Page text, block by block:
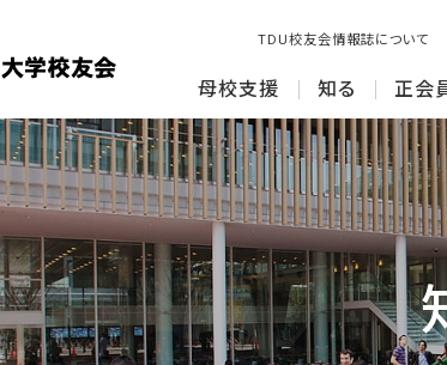
TDU校友会情報誌について
母校支援 知る 正会